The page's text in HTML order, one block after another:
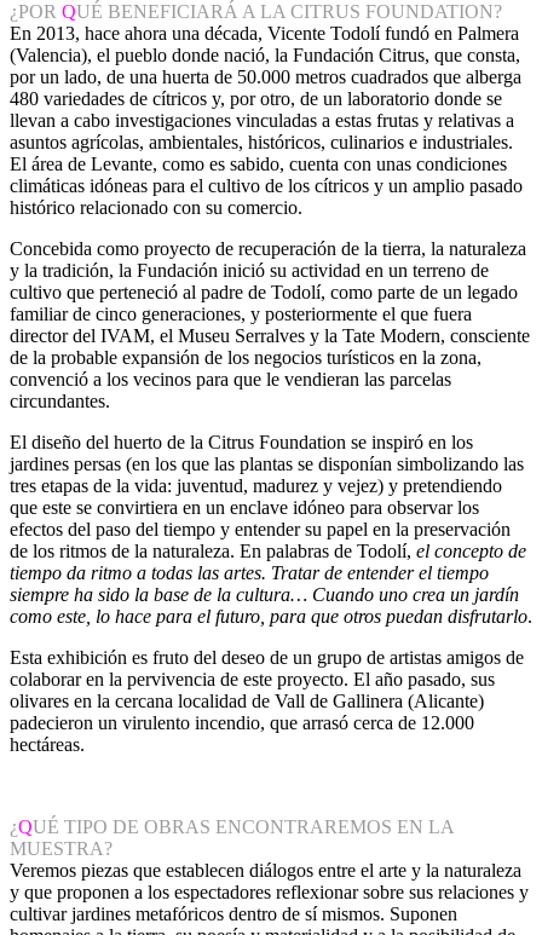
¿POR QUÉ BENEFICIARÁ A LA CITRUS FOUNDATION?
En 2013, hace ahora una década, Vicente Todolí fundó en Palmera
(Valencia), el pueblo donde nació, la Fundación Citrus, que consta,
por un lado, de una huerta de 50.000 metros cuadrados que alberga
480 variedades de cítricos y, por otro, de un laboratorio donde se
llevan a cabo investigaciones vinculadas a estas frutas y relativas a
asuntos agrícolas, ambientales, históricos, culinarios e industriales.
El área de Levante, como es sabido, cuenta con unas condiciones
climáticas idóneas para el cultivo de los cítricos y un amplio pasado
histórico relacionado con su comercio.
Concebida como proyecto de recuperación de la tierra, la naturaleza
y la tradición, la Fundación inició su actividad en un terreno de
cultivo que perteneció al padre de Todolí, como parte de un legado
familiar de cinco generaciones, y posteriormente el que fuera
director del IVAM, el Museu Serralves y la Tate Modern, consciente
de la probable expansión de los negocios turísticos en la zona,
convenció a los vecinos para que le vendieran las parcelas
circundantes.
El diseño del huerto de la Citrus Foundation se inspiró en los
jardines persas (en los que las plantas se disponían simbolizando las
tres etapas de la vida: juventud, madurez y vejez) y pretendiendo
que este se convirtiera en un enclave idóneo para observar los
efectos del paso del tiempo y entender su papel en la preservación
de los ritmos de la naturaleza. En palabras de Todolí, el concepto de
tiempo da ritmo a todas las artes. Tratar de entender el tiempo
siempre ha sido la base de la cultura… Cuando uno crea un jardín
como este, lo hace para el futuro, para que otros puedan disfrutarlo.
Esta exhibición es fruto del deseo de un grupo de artistas amigos de
colaborar en la pervivencia de este proyecto. El año pasado, sus
olivares en la cercana localidad de Vall de Gallinera (Alicante)
padecieron un virulento incendio, que arrasó cerca de 12.000
hectáreas.
¿QUÉ TIPO DE OBRAS ENCONTRAREMOS EN LA
MUESTRA?
Veremos piezas que establecen diálogos entre el arte y la naturaleza
y que proponen a los espectadores reflexionar sobre sus relaciones y
cultivar jardines metafóricos dentro de sí mismos. Suponen